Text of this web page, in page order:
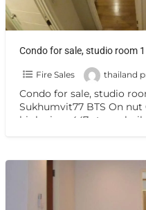
Fire Sales thailand
Condo for sale, studio
Sukhumvit77 BTS On
high view, 447-storey